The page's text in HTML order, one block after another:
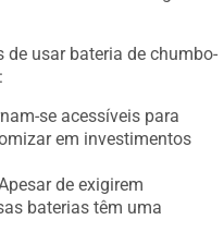
usar bateria de chumbo-
se acessíveis para
em investimentos
de exigirem
baterias têm uma